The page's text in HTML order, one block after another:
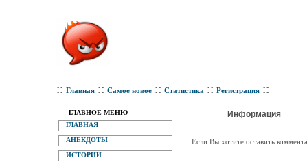
:: Главная :: Самое новое :: Статистика :: Регистрация ::
ГЛАВНОЕ МЕНЮ
ГЛАВНАЯ
АНЕКДОТЫ
ИСТОРИИ
Информация
Eсли Вы хотите оставить